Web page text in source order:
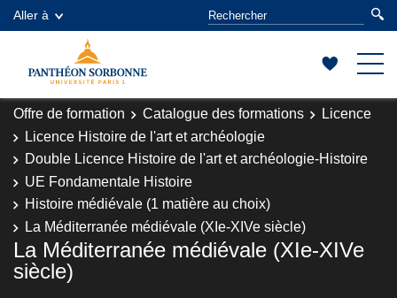
Aller à
Offre de formation Catalogue des formations
Licence
Licence Histoire de l'art et archéologie
Double Licence Histoire de l'art et archéologie-Histoire
UE Fondamentale Histoire
Histoire médiévale (1 matière au choix)
La Méditerranée médiévale (XIe-XIVe siècle)
La Méditerranée médiévale (XIe-XIVe
siècle)